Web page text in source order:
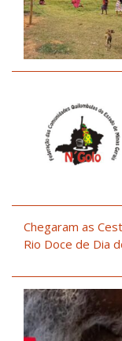
Chegaram as
Rio Doce de Dia